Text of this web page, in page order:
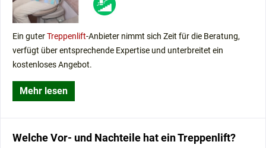
Ein guterTreppenlift-Anbieter nimmt sich Zeit für die Beratung,
verfügt über entsprechende Expertise und unterbreitet ein
kostenloses Angebot.
Mehr lesen
Welche Vor- und Nachteile hat ein Treppenlift?